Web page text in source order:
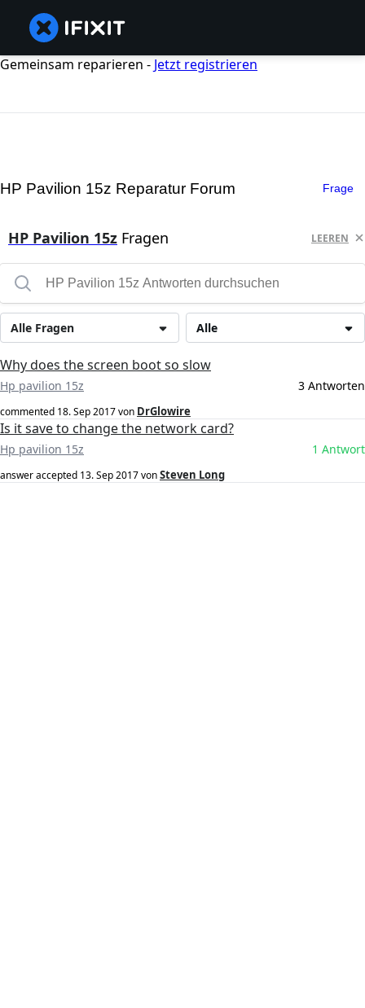
Gemeinsam reparieren - Jetzt registrieren
HP Pavilion 15z Reparatur Forum Frage
HP Pavilion 15z Fragen LEEREN
Alle
Alle Fragen
Why does the screen boot so slow
Hp pavilion 15z 3 Antworten
commented 18. Sep 2017von DrGlowire
Is it save to change the network card?
Hp pavilion 15z 1 Antwort
answer accepted 13. Sep 2017vonSteven Long